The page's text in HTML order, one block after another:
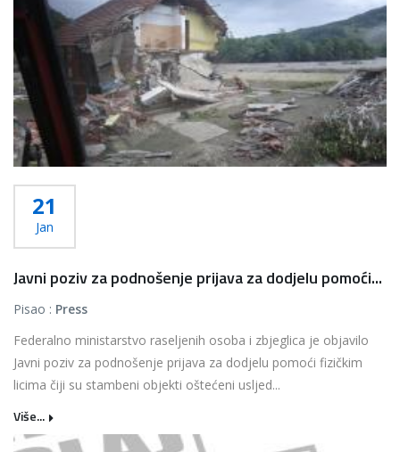
21
Jan
Javni poziv za podnošenje prijava za dodjelu pomoći...
Pisao : Press
Federalno ministarstvo raseljenih osoba i zbjeglica je objavilo
Javni poziv za podnošenje prijava za dodjelu pomoći fizičkim
licima čiji su stambeni objekti oštećeni usljed...
Više...